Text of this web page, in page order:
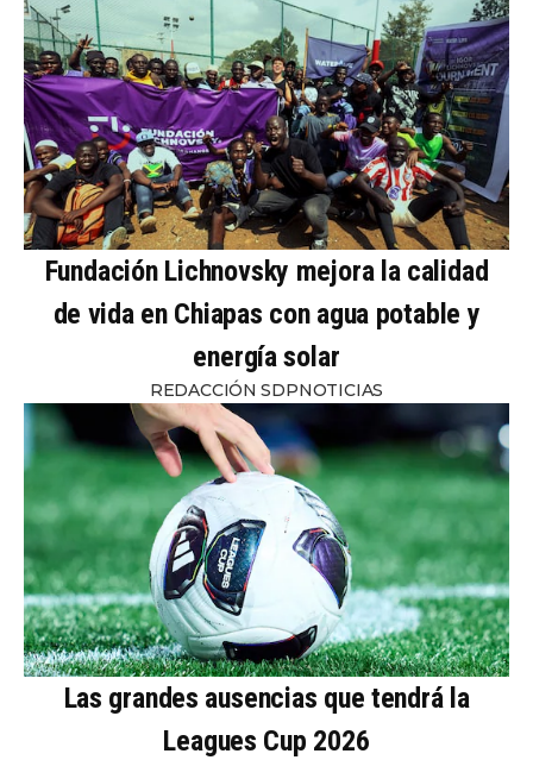
Fundación Lichnovsky mejora la calidad
de vida en Chiapas con agua potable y
energía solar
REDACCIÓN SDPNOTICIAS
Las grandes ausencias que tendrá la
Leagues Cup 2026